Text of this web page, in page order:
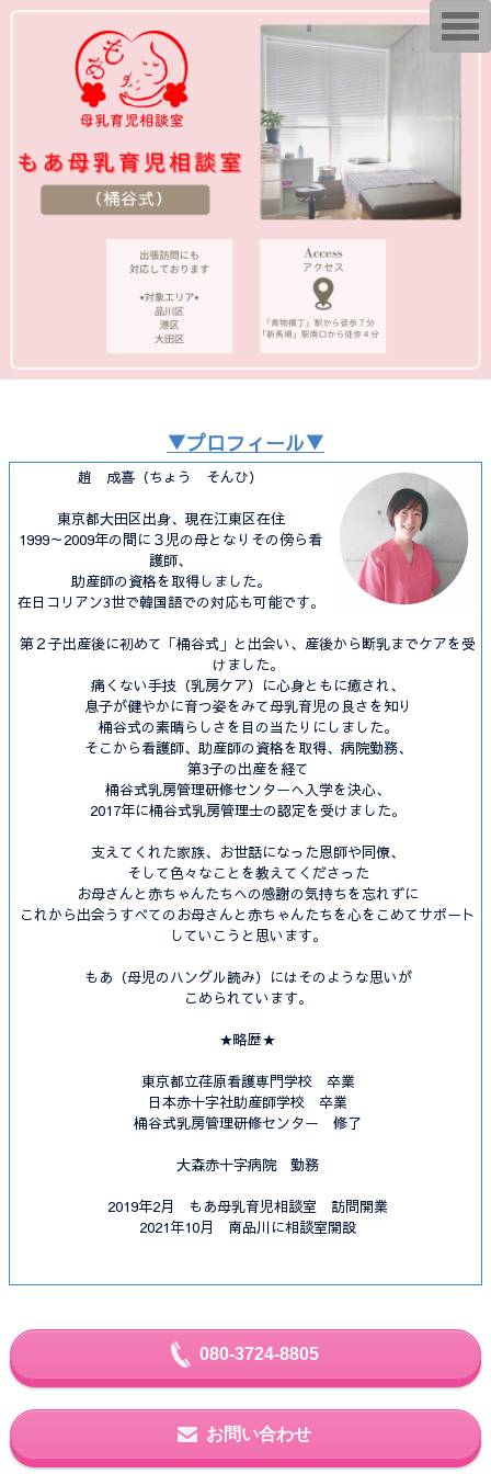
▼プロフィール▼
趙 成喜（ちょう そんひ）
東京都大田区出身、現在江東区在住
1999～2009年の間に３児の母となりその傍ら看
護師、
助産師の資格を取得しました。
在日コリアン3世で韓国語での対応も可能です。
第２子出産後に初めて「桶谷式」と出会い、産後から断乳までケアを受
けました。
痛くない手技（乳房ケア）に心身ともに癒され、
息子が健やかに育つ姿をみて母乳育児の良さを知り
桶谷式の素晴らしさを目の当たりにしました。
そこから看護師、助産師の資格を取得、病院勤務、
第3子の出産を経て
桶谷式乳房管理研修センターへ入学を決心、
2017年に桶谷式乳房管理士の認定を受けました。
支えてくれた家族、お世話になった恩師や同僚、
そして色々なことを教えてくださった
お母さんと赤ちゃんたちへの感謝の気持ちを忘れずに
これから出会うすべてのお母さんと赤ちゃんたちを心をこめてサポート
していこうと思います。
もあ（母児のハングル読み）にはそのような思いが
こめられています。
★略歴★
東京都立荏原看護専門学校 卒業
日本赤十字社助産師学校 卒業
桶谷式乳房管理研修センター 修了
大森赤十字病院 勤務
2019年2月 もあ母乳育児相談室 訪問開業
2021年10月 南品川に相談室開設
080-3724-8805
お問い合わせ
T
o
g
n
a
t